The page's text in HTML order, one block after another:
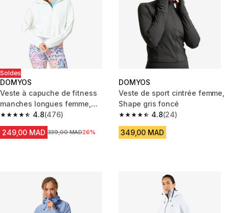
Soldes
DOMYOS
Veste à capuche de fitness
manches longues femme,
blanc
4.8
4.8 out of 5 stars from 476 reviews
(476)
249,00 MAD Prix avant la réduction
339,00 MAD26%
DOMYOS
Veste de sport cintrée femme,
Shape gris foncé
4.8
4.8 out of 5 stars from 24
(24)
349,00 MAD